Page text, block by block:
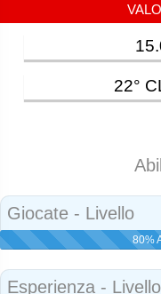
22°
Giocate - Livello
80%
Esperienza - Livello